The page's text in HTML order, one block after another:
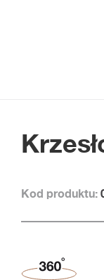
Kod produktu: